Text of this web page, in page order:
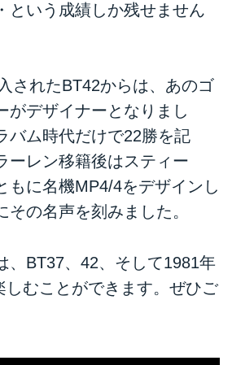
という成績しか残せません
されたBT42からは、あのゴ
がデザイナーとなりまし
バム時代だけで22勝を記
ーレン移籍後はスティー
もに名機MP4/4をデザインし
その名声を刻みました。
、BT37、42、そして1981年
しむことができます。ぜひご